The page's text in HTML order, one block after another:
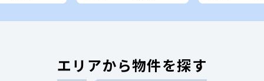
エリアから物件を探す